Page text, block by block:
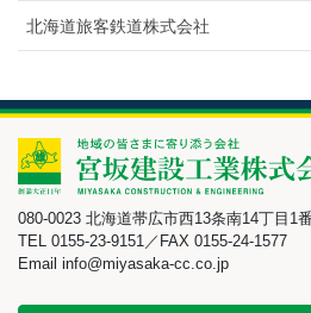
北海道旅客鉄道株式会社
080-0023 北海道帯広市西13条南14丁目1
TEL 0155-23-9151／FAX 0155-24-1577
Email info@miyasaka-cc.co.jp